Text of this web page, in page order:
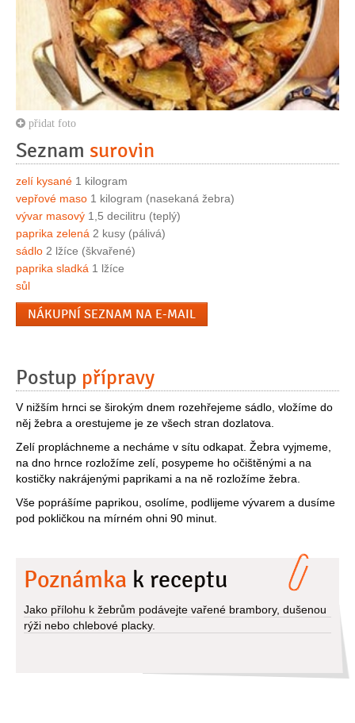
přidat foto
Seznam surovin
zelí kysané 1 kilogram
vepřové maso 1 kilogram (nasekaná žebra)
vývar masový 1,5 decilitru (teplý)
paprika zelená 2 kusy (pálivá)
sádlo 2 lžíce (škvařené)
paprika sladká 1 lžíce
sůl
NÁKUPNÍ SEZNAM NA E-MAIL
Postup přípravy
V nižším hrnci se širokým dnem rozehřejeme sádlo, vložíme do
něj žebra a orestujeme je ze všech stran dozlatova.
Zelí propláchneme a necháme v sítu odkapat. Žebra vyjmeme,
na dno hrnce rozložíme zelí, posypeme ho očištěnými a na
kostičky nakrájenými paprikami a na ně rozložíme žebra.
Vše poprášíme paprikou, osolíme, podlijeme vývarem a dusíme
pod pokličkou na mírném ohni 90 minut.
Poznámka k receptu
Jako přílohu k žebrům podávejte vařené brambory, dušenou
rýži nebo chlebové placky.